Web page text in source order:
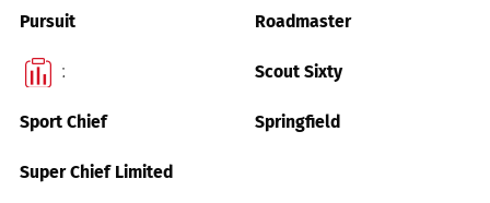
Pursuit Roadmaster
Scout Scout Sixty
Sport Chief Springfield
Super Chief Limited